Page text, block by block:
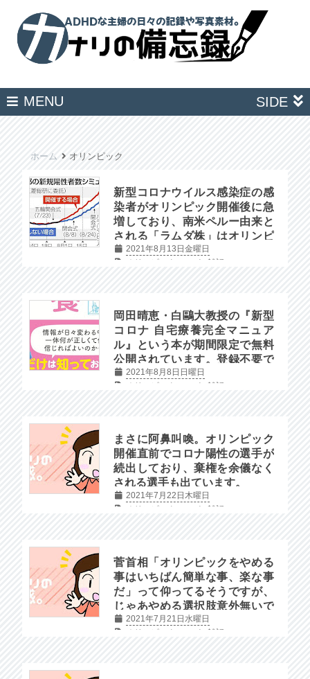
MENU SIDE
ホーム オリンピック
新型コロナウイルス感染症の感
染者がオリンピック開催後に急
増しており、南米ペルー由来と
される「ラムダ株」はオリンピ
ック関係者が日本でひとり目だ
2021年8月13日金曜日
オリンピック
コロナ 雑記
岡田晴恵・白鷗大教授の『新型
コロナ 自宅療養完全マニュア
ル』という本が期間限定で無料
公開されています。登録不要で
すぐウェブ上で読めます。
2021年8月8日日曜日
オリンピック
コロナ 雑記
まさに阿鼻叫喚。オリンピック
開催直前でコロナ陽性の選手が
続出しており、棄権を余儀なく
される選手も出ています。
2021年7月22日木曜日
オリンピック
コロナ 雑記
菅首相「オリンピックをやめる
事はいちばん簡単な事、楽な事
だ」って仰ってるそうですが、
じゃあやめる選択肢意外無いで
しょう！？
2021年7月21日水曜日
オリンピック
コロナ 雑記